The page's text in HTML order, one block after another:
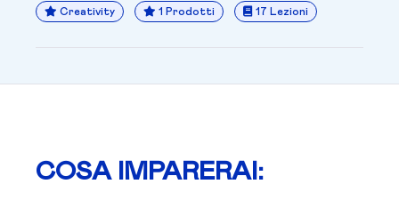
Creativity 1 Prodotti 17 Lezioni
COSA IMPARERAI: